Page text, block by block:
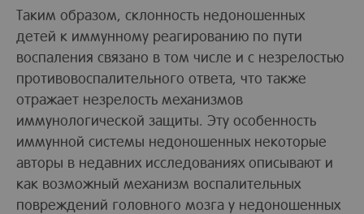
Таким образом, склонность недоношенных
детей к иммунному реагированию по пути
воспаления связано в том числе и с незрелостью
противовоспалительного ответа, что также
отражает незрелость механизмов
иммунологической защиты. Эту особенность
иммунной системы недоношенных некоторые
авторы в недавних исследованиях описывают и
как возможный механизм воспалительных
повреждений головного мозга у недоношенных